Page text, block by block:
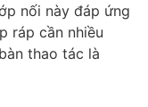
nối này đáp ứng
ráp cần nhiều
thao tác là